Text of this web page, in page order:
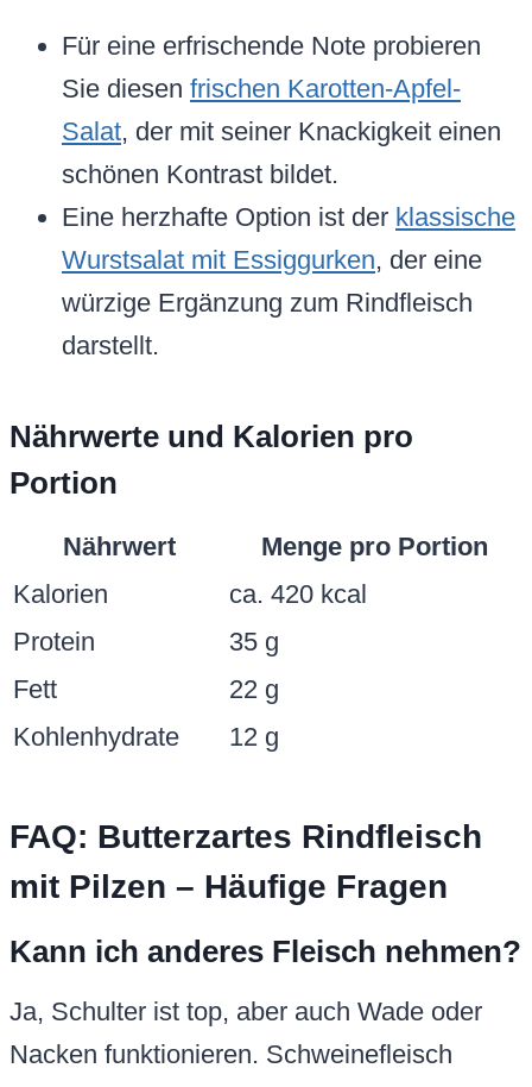
Für eine erfrischende Note probieren
Sie diesen frischen Karotten-Apfel-
Salat, der mit seiner Knackigkeit einen
schönen Kontrast bildet.
Eine herzhafte Option ist der klassische
Wurstsalat mit Essiggurken, der eine
würzige Ergänzung zum Rindfleisch
darstellt.
Nährwerte und Kalorien pro
Portion
Nährwert
Menge pro Portion
Kalorien
ca. 420 kcal
Protein
35 g
Fett
22 g
Kohlenhydrate
12 g
FAQ: Butterzartes Rindfleisch
mit Pilzen – Häufige Fragen
Kann ich anderes Fleisch nehmen?
Ja, Schulter ist top, aber auch Wade oder
Nacken funktionieren. Schweinefleisch